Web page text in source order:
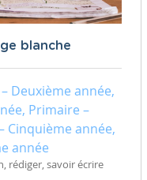
blanche
Deuxième année,
Primaire –
Cinquième année,
année
rédiger, savoir écrire